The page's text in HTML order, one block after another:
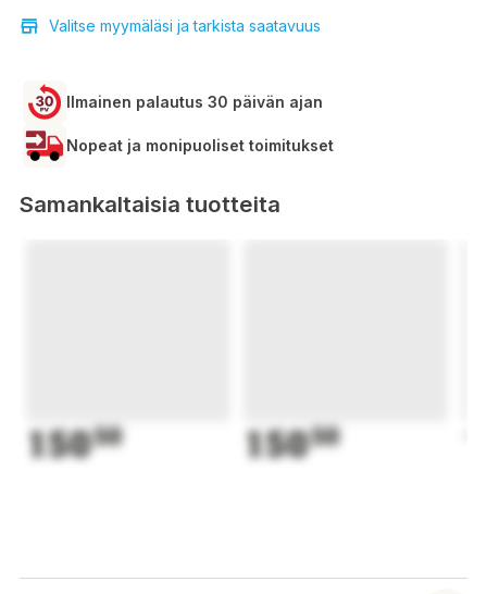
Valitse myymäläsi ja tarkista saatavuus
Ilmainen palautus 30 päivän ajan
Nopeat ja monipuoliset toimitukset
Samankaltaisia tuotteita
15050 15050